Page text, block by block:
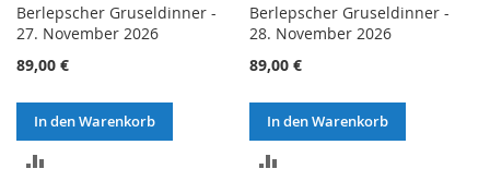
Berlepscher Gruseldinner -
27. November 2026
89,00 €
In den Warenkorb
Berlepscher Gruseldinner -
28. November 2026
89,00 €
In den Warenkorb